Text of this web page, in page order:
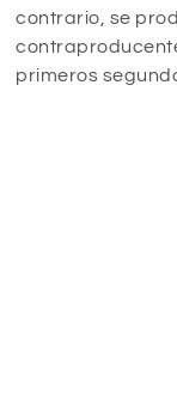
contrario, se
primeros